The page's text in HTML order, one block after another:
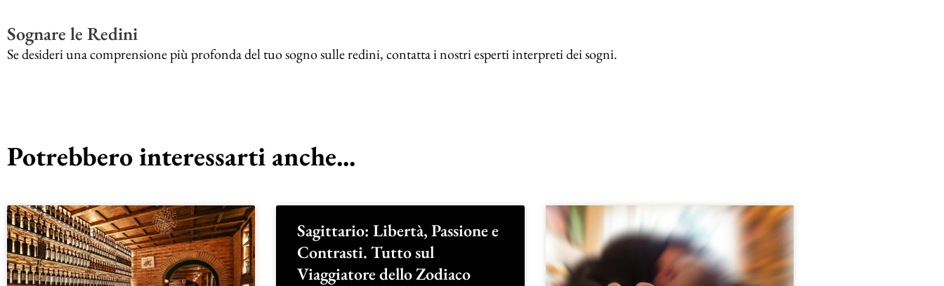
Sognare le Redini
Se desideri una comprensione più profonda del tuo sogno sulle redini, contatta i nostri esperti interpreti dei sogni.
Potrebbero interessarti anche...
Sagittario: Libertà, Passione e
Contrasti. Tutto sul
Viaggiatore dello Zodiaco